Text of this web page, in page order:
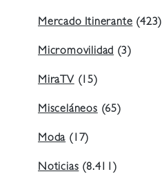
Mercado Itinerante (423)
Micromovilidad (3)
MiraTV (15)
Misceláneos (65)
Moda (17)
Noticias (8.411)